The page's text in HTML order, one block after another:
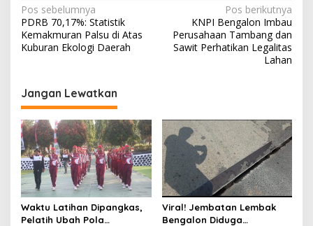
N
a
v
g
a
s
i
p
o
s
Pos sebelumnya
PDRB 70,17%: Statistik
Kemakmuran Palsu di Atas
Kuburan Ekologi Daerah
Pos berikutnya
KNPI Bengalon Imbau
Perusahaan Tambang dan
Sawit Perhatikan Legalitas
Lahan
Jangan Lewatkan
Waktu Latihan Dipangkas,
Pelatih Ubah Pola
Viral! Jembatan Lembak
Bengalon Diduga